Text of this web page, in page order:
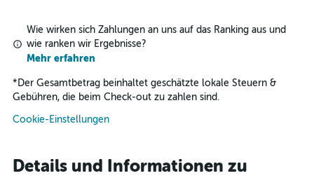
Wie wirken sich Zahlungen an uns auf das Ranking aus und
wie ranken wir Ergebnisse?
Mehr erfahren
* Der Gesamtbetrag beinhaltet geschätzte lokale Steuern &
Gebühren, die beim Check-out zu zahlen sind.
Cookie-Einstellungen
Details und Informationen zu